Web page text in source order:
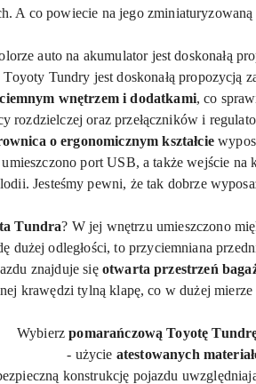
A co powiecie na jego
auto na akumulator jest doskonałą
Tundry jest doskonałą propozycją
wnętrzem i dodatkami, co
rozdzielczej oraz przełączników i
o ergonomicznym kształcie
port USB, a także wejście na
Jesteśmy pewni, że tak dobrze
Tundra? W jej wnętrzu umieszczono
dużej odległości, to przyciemniana
znajduje się otwarta przestrzeń
krawędzi tylną klapę, co w dużej
Wybierz pomarańczowąToyotę
- użycie atestowanych
konstrukcję pojazdu